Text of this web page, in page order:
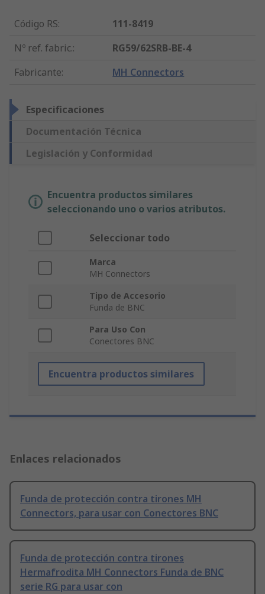
Código RS:
111-8419
Nº ref. fabric.:
RG59/62SRB-BE-4
Fabricante: MH Connectors
Especificaciones
Documentación Técnica
Legislación y Conformidad
Encuentra productos similares
seleccionando uno o varios atributos.
Seleccionar todo
Marca
MH Connectors
Tipo de Accesorio
Funda de BNC
Para Uso Con
Conectores BNC
Encuentra productos similares
Enlaces relacionados
Funda de protección contra tirones MH
Connectors, para usar con Conectores BNC
Funda de protección contra tirones
Hermafrodita MH Connectors Funda de BNC
serie RG para usar con